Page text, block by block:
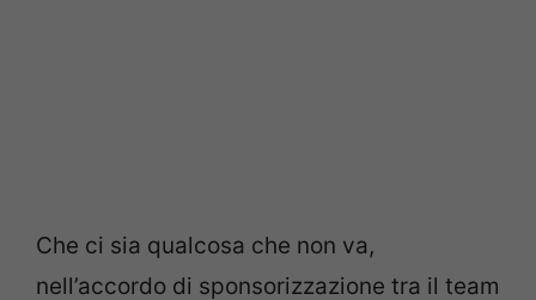
Che ci sia qualcosa che non va,
nell’accordo di sponsorizzazione tra il team